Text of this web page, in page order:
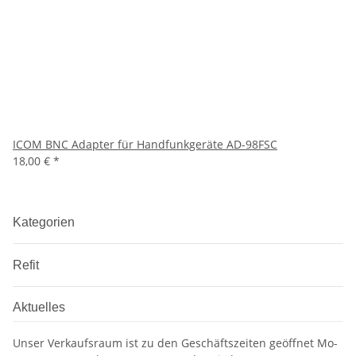
ICOM BNC Adapter für Handfunkgeräte AD-98FSC
18,00 € *
Kategorien
Refit
Aktuelles
Unser Verkaufsraum ist zu den Geschäftszeiten geöffnet Mo-